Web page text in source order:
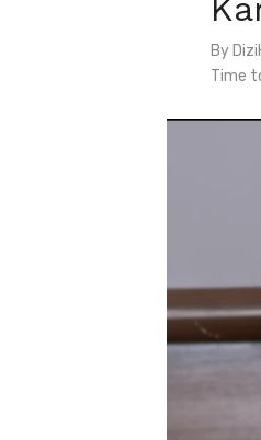
By
Time